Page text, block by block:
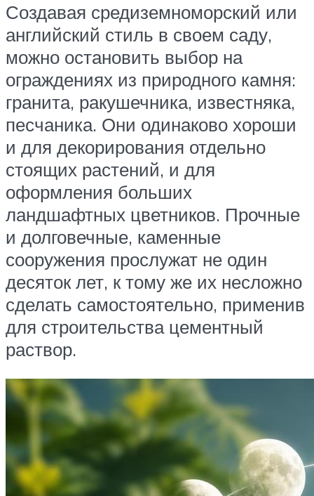
Создавая средиземноморский или
английский стиль в своем саду,
можно остановить выбор на
ограждениях из природного камня:
гранита, ракушечника, известняка,
песчаника. Они одинаково хороши
и для декорирования отдельно
стоящих растений, и для
оформления больших
ландшафтных цветников. Прочные
и долговечные, каменные
сооружения прослужат не один
десяток лет, к тому же их несложно
сделать самостоятельно, применив
для строительства цементный
раствор.